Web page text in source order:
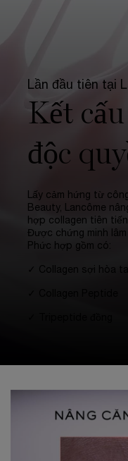
Lần đầu tiên tại
Kết
độc
Lấy cảm hứng từ
Beauty, Lancôme
hợp collagen tiên
Được chứng minh lâm
Phức hợp gồm có:
✓ Collagen sợi hòa